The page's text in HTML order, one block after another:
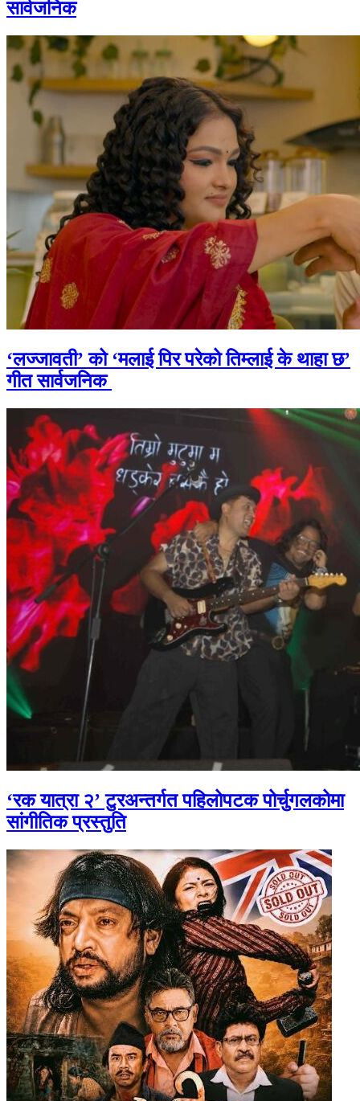
सार्वजनिक
‘लज्जावती’ को ‘मलाई पिर परेको तिम्लाई के थाहा छ’
गीत सार्वजनिक
‘रक यात्रा २’ टुरअन्तर्गत पहिलोपटक पोर्चुगलकोमा
सांगीतिक प्रस्तुति